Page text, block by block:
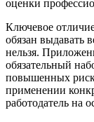
оценки
Ключевое
обязан выдавать
нельзя.
обязательный
повышенных
применении
работодатель на